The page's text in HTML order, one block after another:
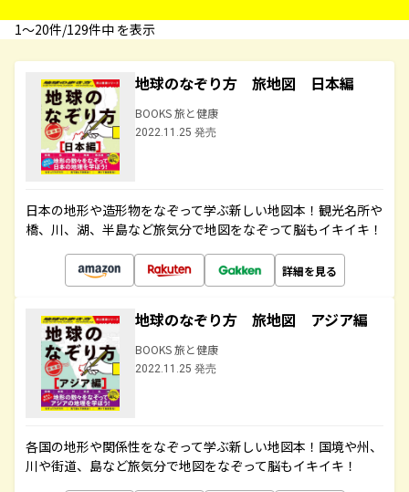
1〜20件/129件中 を表示
地球のなぞり方 旅地図 日本編
BOOKS 旅と健康
2022.11.25 発売
日本の地形や造形物をなぞって学ぶ新しい地図本！観光名所や
橋、川、湖、半島など旅気分で地図をなぞって脳もイキイキ！
詳細を見る
地球のなぞり方 旅地図 アジア編
BOOKS 旅と健康
2022.11.25 発売
各国の地形や関係性をなぞって学ぶ新しい地図本！国境や州、
川や街道、島など旅気分で地図をなぞって脳もイキイキ！